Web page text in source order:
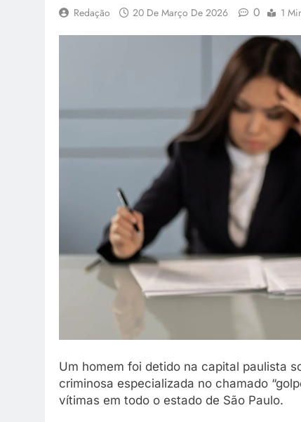
Redação 20 De Março De 2026 0 1
Um homem foi detido na capital paulista
criminosa especializada no chamado
vítimas em todo o estado de São Paulo.
PUBLICIDADE
O Pudim
gourmet pra
reunião em
melhor.
9 De Abril De 2026